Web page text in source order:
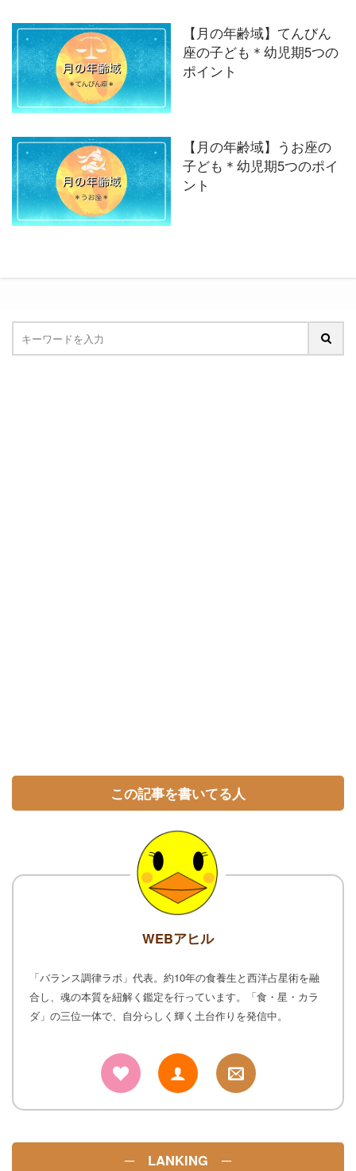
【月の年齢域】てんびん
座の子ども＊幼児期5つの
ポイント
【月の年齢域】うお座の
子ども＊幼児期5つのポイ
ント
この記事を書いてる人
WEBアヒル
「バランス調律ラボ」代表。約10年の食養生と西洋占星術を融
合し、魂の本質を紐解く鑑定を行っています。「食・星・カラ
ダ」の三位一体で、自分らしく輝く土台作りを発信中。
─ LANKING ─